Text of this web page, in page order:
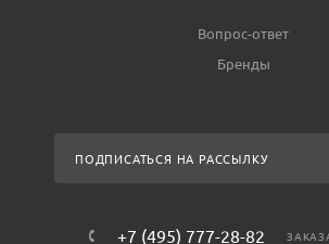
Вопрос-ответ
Бренды
ПОДПИСАТЬСЯ НА РАССЫЛКУ
+7 (495) 777-28-82